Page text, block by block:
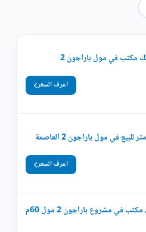
مكتب في مول باراجون 2
اعرف السعر
اعرف السعر
باقل من سعر السوق، مكتب في مشروع باراجون 2 مول 60م